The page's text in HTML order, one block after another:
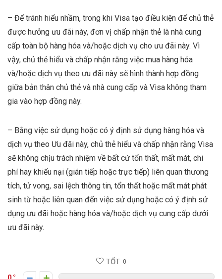
– Để tránh hiểu nhầm, trong khi Visa tạo điều kiện để chủ thẻ
được hưởng ưu đãi này, đơn vị chấp nhận thẻ là nhà cung
cấp toàn bộ hàng hóa và/hoặc dịch vụ cho ưu đãi này. Vì
vậy, chủ thẻ hiểu và chấp nhận rằng việc mua hàng hóa
và/hoặc dịch vụ theo ưu đãi này sẽ hình thành hợp đồng
giữa bản thân chủ thẻ và nhà cung cấp và Visa không tham
gia vào hợp đồng này.
– Bằng việc sử dụng hoặc có ý định sử dụng hàng hóa và
dịch vụ theo Ưu đãi này, chủ thẻ hiểu và chấp nhận rằng Visa
sẽ không chịu trách nhiệm về bất cứ tổn thất, mất mát, chi
phí hay khiếu nại (gián tiếp hoặc trực tiếp) liên quan thương
tích, tử vong, sai lệch thông tin, tổn thất hoặc mất mát phát
sinh từ hoặc liên quan đến việc sử dụng hoặc có ý định sử
dụng ưu đãi hoặc hàng hóa và/hoặc dịch vụ cung cấp dưới
ưu đãi này.
TỐT 0